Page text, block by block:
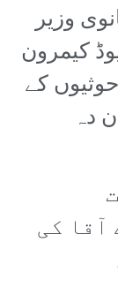
وزیر
کیمرون
کے
دہ
آقا کی